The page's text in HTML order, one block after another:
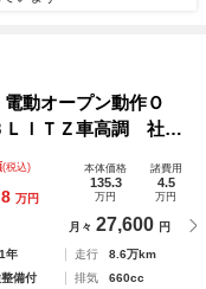
動オープン動作Ｏ
ＩＴＺ車高調 社外
ング ディスプレイ
Ｃ シートヒーター
(税込)
8 万円
本体価格
135.3
万円
諸費用
4.5
万円
月々 27,600 円
年 走行
8.6万km
備付 排気
660cc